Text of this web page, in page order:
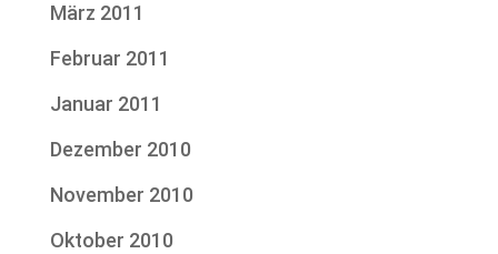
März 2011
Februar 2011
Januar 2011
Dezember 2010
November 2010
Oktober 2010